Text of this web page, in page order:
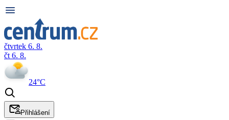
čtvrtek 6. 8.
čt 6. 8.
24°C
Přihlášení